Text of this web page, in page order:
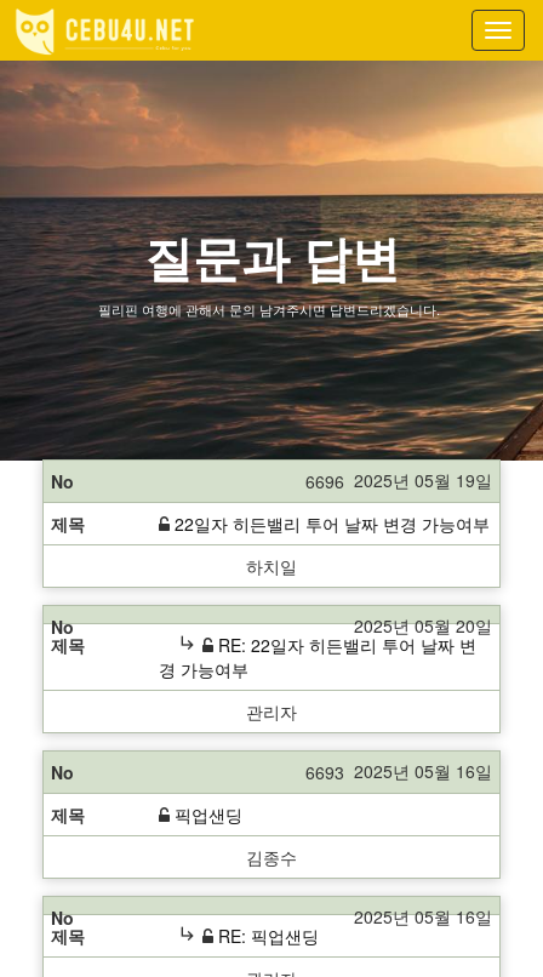
질문과 답변
필리핀 여행에 관해서 문의 남겨주시면 답변드리겠습니다.
6696
22일자 히든밸리 투어 날짜 변경 가능여부
하치일
2025년 05월 19일
subdirectory_arrow_right
RE: 22일자 히든밸리 투어 날짜 변
경 가능여부
관리자
2025년 05월 20일
6693
픽업샌딩
김종수
2025년 05월 16일
subdirectory_arrow_right
RE: 픽업샌딩
2025년 05월 16일